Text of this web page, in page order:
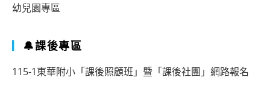
幼兒園專區
🔔課後專區
115-1東華附小「課後照顧班」暨「課後社團」網路報名